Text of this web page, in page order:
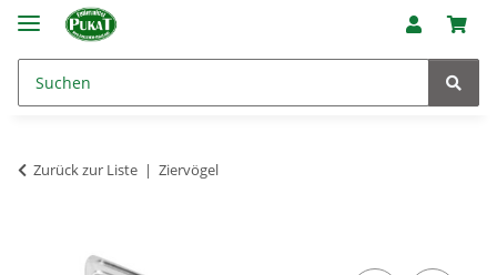
Zurück zur Liste Ziervögel